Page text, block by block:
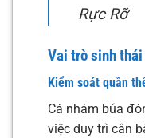
Rực Rỡ
Vai trò sinh thái
Kiểm soát quần
Cá nhám búa
việc duy trì cân